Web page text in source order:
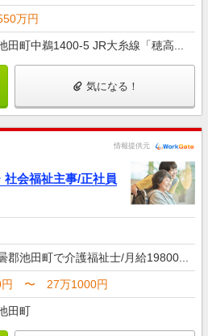
万円
田町中鵜1400-5 JR大糸線「穂高...
気になる！
情報提供元
会福祉主事/正社員
郡池田町で介護福祉士/月給19800...
円 〜 27万1000円
田町